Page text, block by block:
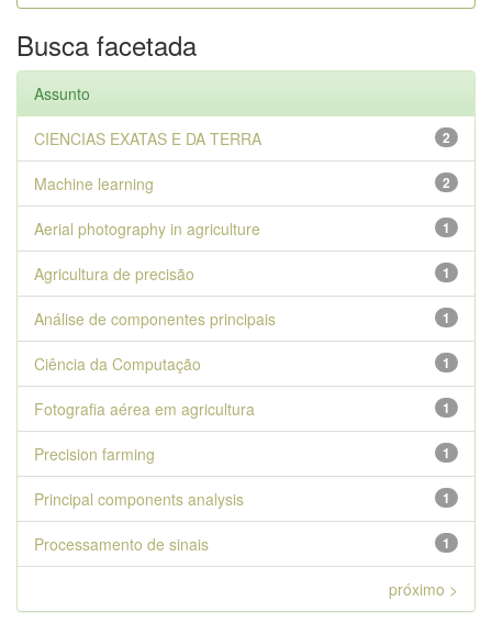
Busca facetada
Assunto
2
CIENCIAS EXATAS E DA TERRA
2
Machine learning
1
Aerial photography in agriculture
1
Agricultura de precisão
1
Análise de componentes principais
1
Ciência da Computação
1
Fotografia aérea em agricultura
1
Precision farming
1
Principal components analysis
1
Processamento de sinais
próximo >